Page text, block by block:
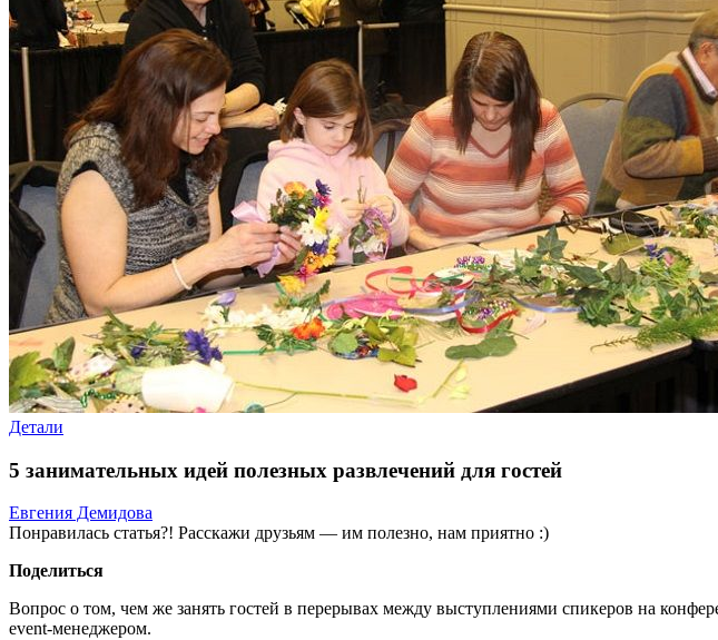
Детали
5 занимательных идей полезных развлечений для гостей
Евгения Демидова
Понравилась статья?! Расскажи друзьям — им полезно, нам приятно :)
Поделиться
Вопрос о том, чем же занять гостей в перерывах между выступлениями спикеров на
event-менеджером.